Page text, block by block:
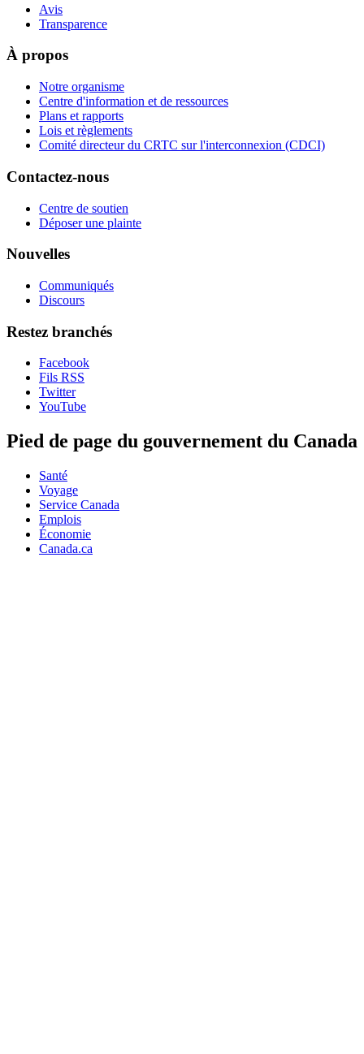
Avis
Transparence
À propos
Notre organisme
Centre d'information et de ressources
Plans et rapports
Lois et règlements
Comité directeur du CRTC sur l'interconnexion (CDCI)
Contactez-nous
Centre de soutien
Déposer une plainte
Nouvelles
Communiqués
Discours
Restez branchés
Facebook
Fils RSS
Twitter
YouTube
Pied de page du gouvernement du Canada
Santé
Voyage
Service Canada
Emplois
Économie
Canada.ca